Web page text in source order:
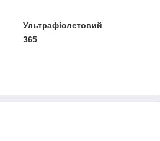
Ультрафіолетовий
365